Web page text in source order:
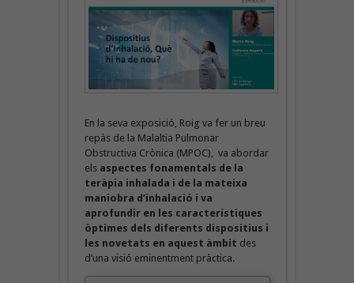
En la seva exposició, Roig va fer un breu
repàs de la Malaltia Pulmonar
Obstructiva Crònica (MPOC), va abordar
els aspectes fonamentals de la
teràpia inhalada i de la mateixa
maniobra d’inhalació i va
aprofundir en les característiques
òptimes dels diferents dispositius i
les novetats en aquest àmbit des
d’una visió eminentment pràctica.